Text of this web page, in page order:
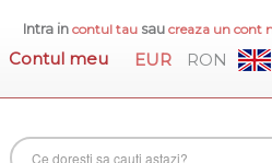
Intra in contul tausau creaza un cont
Contul meu EUR RON